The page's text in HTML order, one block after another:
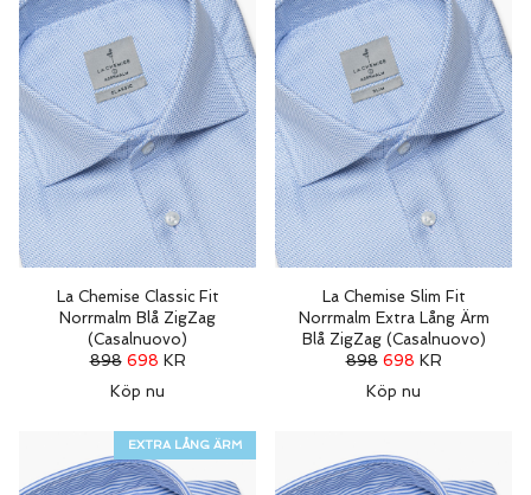
La Chemise Classic Fit
Norrmalm Blå ZigZag
(Casalnuovo)
898 698 KR
Köp nu
La Chemise Slim Fit
Norrmalm Extra Lång Ärm
Blå ZigZag (Casalnuovo)
898 698 KR
Köp nu
EXTRA LÅNG ÄRM